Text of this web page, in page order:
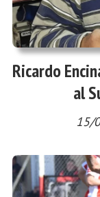
Ricardo
al
15/